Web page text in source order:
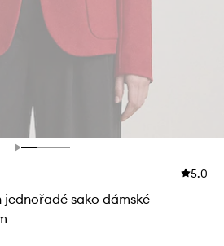
5.0
jednořadé sako dámské